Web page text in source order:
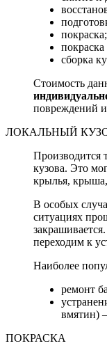
покраска;
сборка
Стоимость
повреждений
ЛОКАЛЬНЫЙ
Производится
кузова. Это
крылья,
В особых
ситуациях
переходим к
Наиболее
ремонт
вмятин)
ПОКРАСКА